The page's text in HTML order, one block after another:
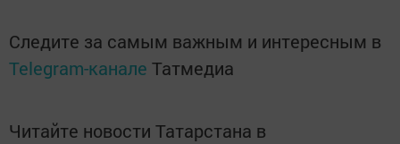
Следите за самым важным и интересным в
Telegram-канале Татмедиа
Читайте новости Татарстана в